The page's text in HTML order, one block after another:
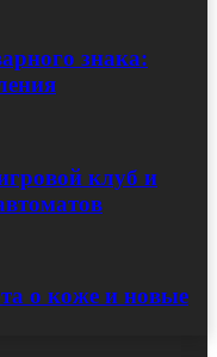
знака:
клуб и
о коже и новые